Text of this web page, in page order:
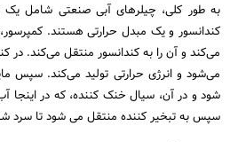
به طور کلی، چیلرهای آبی صنعتی شامل یک
کندانسور و یک مبدل حرارتی هستند.
می‌کند و آن را به کندانسور منتقل می‌کند. در
می‌شود و انرژی حرارتی تولید می‌کند. سپس
شود و در آن، سیال خنک کننده، که در
سپس به تبخیر‌ کننده منتقل می شود تا سرد